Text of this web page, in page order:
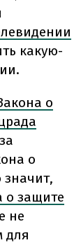
какую-
о
о
о защите
не
для